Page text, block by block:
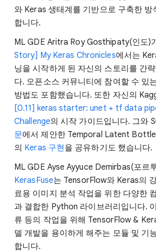
와 Keras 생태계를 기반으로 구축한 방
합니다.
ML GDE Aritra Roy Gosthipaty(인도)
Story] My Keras Chronicles에서는
닝을 시작하게 된 자신의 스토리를 간
다. 오픈소스 커뮤니티에 참여할 수 있
방법도 포함했습니다. 또한 자신의
[0.11] keras starter: unet + tf data
Challenge의 시작 가이드입니다. 그와
문에서 제안한 Temporal Latent
의 Keras 구현을 공유하기도 했습니다.
ML GDE Ayse Ayyuce Demirbas(포르
KerasFuse는 TensorFlow와 Keras의
료용 이미지 분석 작업을 위한 다양한
과 결합한 Python 라이브러리입니다.
류 등의 작업을 위해 TensorFlow &
델 개발을 용이하게 해주는 모듈 및 기
합니다.